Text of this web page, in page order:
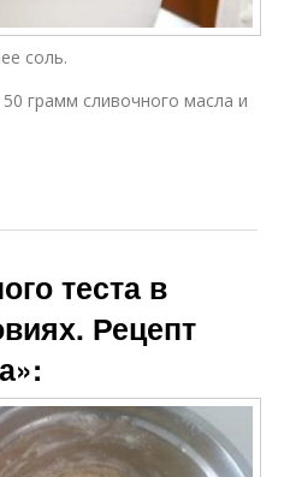
соль.
грамм сливочного масла и
теста в
Рецепт